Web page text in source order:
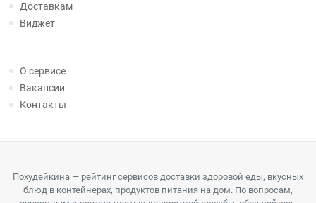
Доставкам
Виджет
О сервисе
Вакансии
Контакты
Похудейкина — рейтинг сервисов доставки здоровой еды, вкусных
блюд в контейнерах, продуктов питания на дом. По вопросам,